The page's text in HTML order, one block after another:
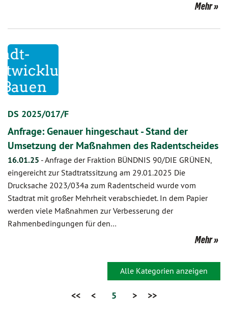
Mehr
DS 2025/017/F
Anfrage: Genauer hingeschaut - Stand der
Umsetzung der Maßnahmen des Radentscheides
16.01.25 -Anfrage der Fraktion BÜNDNIS 90/DIE GRÜNEN,
eingereicht zur Stadtratssitzung am 29.01.2025 Die
Drucksache 2023/034a zum Radentscheid wurde vom
Stadtrat mit großer Mehrheit verabschiedet. In dem Papier
werden viele Maßnahmen zur Verbesserung der
Rahmenbedingungen für den…
Mehr
Alle Kategorien anzeigen
<< < 5 > >>